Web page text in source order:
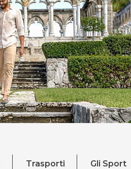
Trasporti Gli Sport